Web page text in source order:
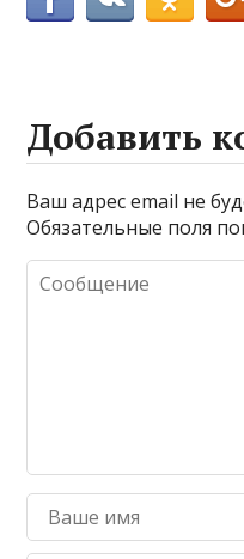
Добавить
Ваш адрес email не
Обязательные поля